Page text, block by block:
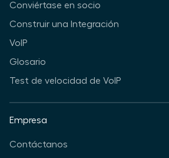
Conviértase en socio
Construir una Integración
VoIP
Glosario
Test de velocidad de VoIP
Empresa
Contáctanos